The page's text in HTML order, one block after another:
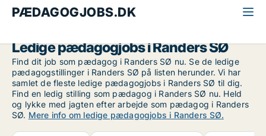
PÆDAGOGJOBS.DK
Ledige pædagogjobs i Randers SØ
Find dit job som pædagog i Randers SØ nu. Se de ledige
pædagogstillinger i Randers SØ på listen herunder. Vi har
samlet de fleste ledige pædagogjobs i Randers SØ til dig.
Find en ledig stilling som pædagog i Randers SØ nu. Held
og lykke med jagten efter arbejde som pædagog i Randers
SØ. Mere info om ledige pædagogjobs i Randers SØ.